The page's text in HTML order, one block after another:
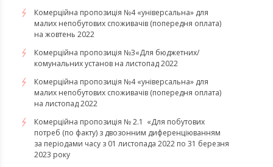
Комерційна пропозиція №4 «універсальна» для
малих непобутових споживачів (попередня оплата)
на жовтень 2022
Комерційна пропозиція №3«Для бюджетних/
комунальних установ на листопад 2022
Комерційна пропозиція №4 «універсальна» для
малих непобутових споживачів (попередня оплата)
на листопад 2022
Комерційна пропозиція № 2.1 «Для побутових
потреб (по факту) з двозонним диференціюванням
за періодами часу з 01 листопада 2022 по 31 березня
2023 року